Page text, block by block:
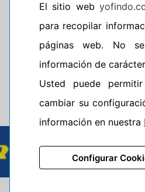
•Banda
•
Calidad
•P.O.R.
•
•
•
El sitio web
para recopilar
páginas web. No
información de
Usted puede
cambiar su
información en nuestra
Configurar